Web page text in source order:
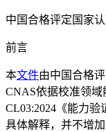
中国合格评定国家
前言
本文件由中国合格
CNAS依据校准领
CL03:2024《能力
具体解释，并不增